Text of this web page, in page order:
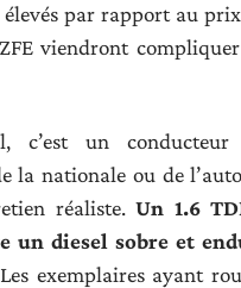
par rapport au
viendront compliquer
c’est un
la nationale ou de
réaliste. Un 1.6
un diesel sobre et
exemplaires ayant